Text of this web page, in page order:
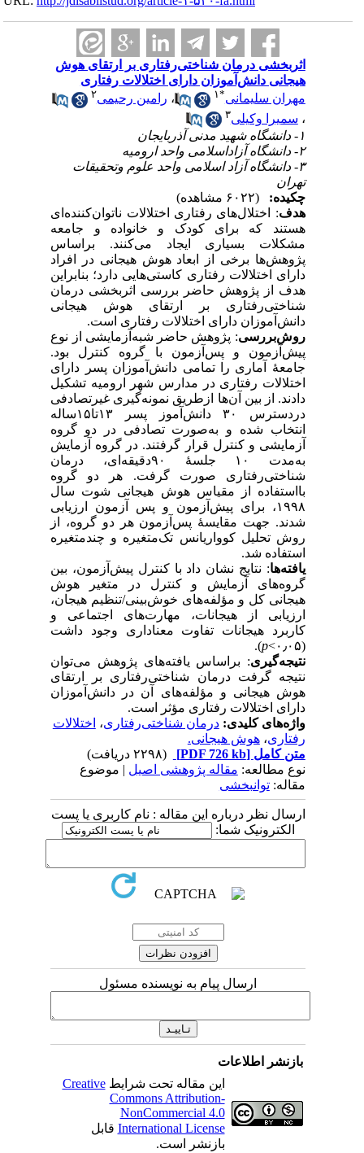
اثربخشی درمان شناختی‌رفتاری بر ارتقای هوش
هیجانی دانش‌آموزان دارای اختلالات رفتاری
مهران سلیمانی
۱ ،رامین رحیمی
سمیرا وکیلی
۲- دانشگاه آزاداسلامی واحد ارومیه
۳- دانشگاه آزاد اسلامی واحد علوم وتحقیقات
تهران
چکیده:
هدف: اختلال‌های رفتاری اختلالات ناتوان‌کننده‌ای
هستند که برای کودک و خانواده و جامعه
مشکلات بسیاری ایجاد می‌کنند. براساس
پژوهش‌ها برخی از ابعاد هوش هیجانی در افراد
دارای اختلالات رفتاری کاستی‌هایی دارد؛ بنابراین
هدف از پژوهش حاضر بررسی اثربخشی درمان
شناختی‌رفتاری بر ارتقای هوش هیجانی
دانش‌آموزان دارای اختلالات رفتاری است.
روش‌بررسی: پژوهش حاضر شبه‌آزمایشی از نوع
پیش‌آزمون و پس‌آزمون با گروه کنترل بود.
جامعهٔ آماری را تمامی دانش‌آموزان پسر دارای
اختلالات رفتاری در مدارس شهر ارومیه تشکیل
دادند. از بین آن‌ها ازطریق نمونه‌گیری غیرتصادفی
دردسترس ۳۰ دانش‌آموز پسر ۱۳تا۱۵ساله
انتخاب ‌شده و به‌صورت تصادفی در دو گروه
آزمایشی و کنترل قرار گرفتند. در گروه آزمایش
به‌مدت ۱۰ جلسهٔ ۹۰دقیقه‌ای، درمان
شناختی‌رفتاری صورت گرفت. هر دو گروه
بااستفاده از مقیاس هوش هیجانی شوت سال
۱۹۹۸، برای پیش‌آزمون و پس آزمون ارزیابی
شدند. جهت مقایسهٔ پس‌آزمون هر دو گروه، از
روش تحلیل کوواریانس تک‌متغیره و چندمتغیره
استفاده شد.
یافته‌ها: نتایج نشان داد با کنترل پیش‌آزمون، بین
گروه‌های آزمایش و کنترل در متغیر هوش
هیجانی کل و مؤلفه‌های خوش‌بینی/تنظیم هیجان،
ارزیابی از هیجانات، مهارت‌های اجتماعی و
کاربرد هیجانات تفاوت معناداری وجود داشت
p
).
نتیجه‌گیری: براساس یافته‌های پژوهش می‌توان
نتیجه گرفت درمان شناختی‌رفتاری بر ارتقای
هوش هیجانی و مؤلفه‌های آن در دانش‌آموزان
دارای اختلالات رفتاری مؤثر است.
واژه‌های کلیدی:درمان شناختی‌رفتاری،اختلالات
رفتاری،هوش هیجانی.
متن کامل[PDF 726 kb]
نوع مطالعه:مقاله پژوهشی اصیل| موضوع
مقاله:توانبخشی
ارسال نظر درباره این مقاله : نام کاربری یا پست
الکترونیک شما:
ارسال پیام به نویسنده مسئول
بازنشر اطلاعات
این مقاله تحت شرایطCreative
Commons Attribution-
NonCommercial 4.0
International Licenseقابل
بازنشر است.